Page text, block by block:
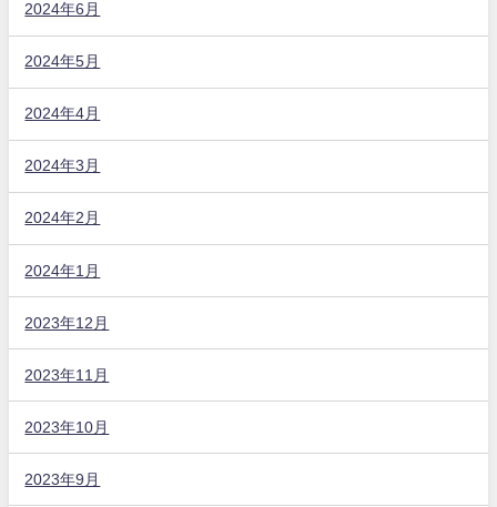
2024年6月
2024年5月
2024年4月
2024年3月
2024年2月
2024年1月
2023年12月
2023年11月
2023年10月
2023年9月